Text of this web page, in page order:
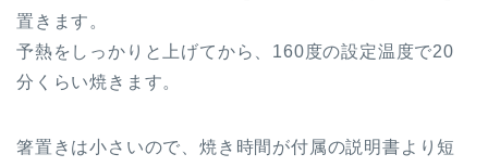
置きます。
予熱をしっかりと上げてから、160度の設定温度で20
分くらい焼きます。
箸置きは小さいので、焼き時間が付属の説明書より短